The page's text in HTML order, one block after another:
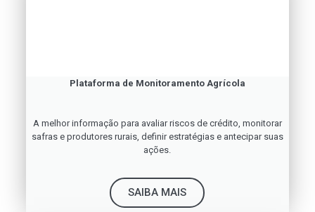
Plataforma de Monitoramento Agrícola
A melhor informação para avaliar riscos de crédito, monitorar
safras e produtores rurais, definir estratégias e antecipar suas
ações.
SAIBA MAIS